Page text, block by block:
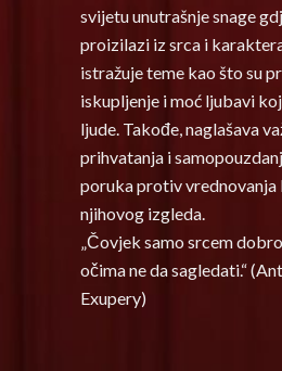
svijetu unutrašnje snage
proizilazi iz srca i
istražuje teme kao što su
iskupljenje i moć ljubavi
ljude. Takođe, naglašava
prihvatanja i
poruka protiv vrednovanja
njihovog izgleda.
„Čovjek samo srcem
očima ne da sagledati.“
Exupery)